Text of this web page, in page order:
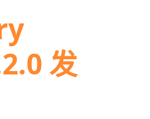
发